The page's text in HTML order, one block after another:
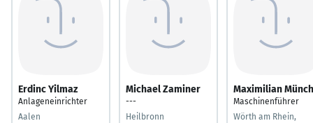
Erdinc Yilmaz
Anlageneinrichter
Aalen
Michael Zaminer
---
Heilbronn
Maximilian Münch
Maschinenführer
Wörth am Rhein,